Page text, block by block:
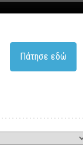
Πάτησε εδώ